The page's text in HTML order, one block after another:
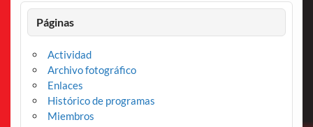
Páginas
Actividad
Archivo fotográfico
Enlaces
Histórico de programas
Miembros